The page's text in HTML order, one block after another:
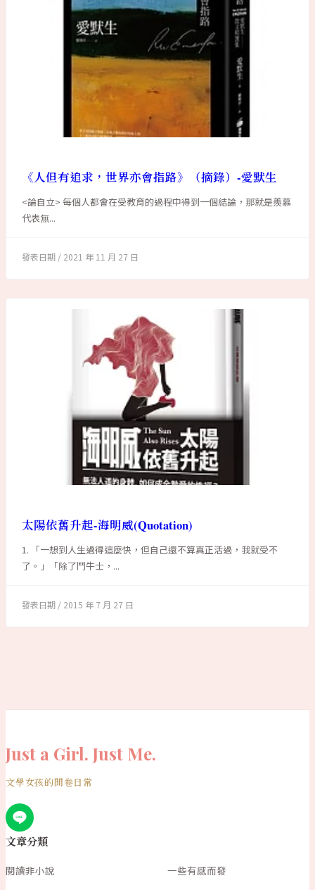
《人但有追求，世界亦會指路》（摘錄）-愛默生
<論自立> 每個人都會在受教育的過程中得到一個結論，那就是羨慕
代表無...
2021 年 11 月 27 日
太陽依舊升起-海明威(Quotation)
1. 「一想到人生過得這麼快，但自己還不算真正活過，我就受不
了。」「除了鬥牛士，...
2015 年 7 月 27 日
Just a Girl. Just Me.
文學女孩的開卷日常
文章分類
閱讀非小說 一些有感而發